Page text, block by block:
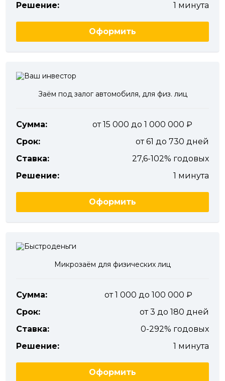
Решение:
1 минута
Оформить
Заём под залог автомобиля, для физ. лиц
Сумма:
от 15 000 до 1 000 000
Срок:
от 61 до 730 дней
Ставка:
27,6-102% годовых
Решение:
1 минута
Оформить
Микрозаём для физических лиц
Сумма:
от 1 000 до 100 000
Срок:
от 3 до 180 дней
Ставка:
0-292% годовых
Решение:
1 минута
Оформить